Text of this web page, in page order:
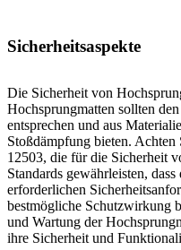
Sicherheitsaspekte
Die Sicherheit von
Hochsprungmatten sollten
entsprechen und aus
Stoßdämpfung bieten.
12503, die für die Sicherheit
Standards gewährleisten,
erforderlichen
bestmögliche Schutzwirkung
und Wartung der
ihre Sicherheit und